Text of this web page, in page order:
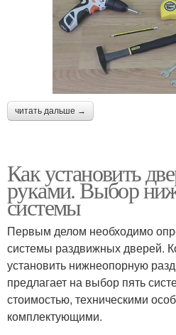
читать дальше →
Как установить
руками. Выбор
системы
Первым делом необходимо
системы раздвижных дверей.
установить нижнеопорную
предлагает на выбор пять
стоимостью, техническими
комплектующими.